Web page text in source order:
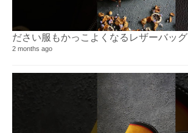
ださい服もかっこよくなるレザーバッグ
2 months ago